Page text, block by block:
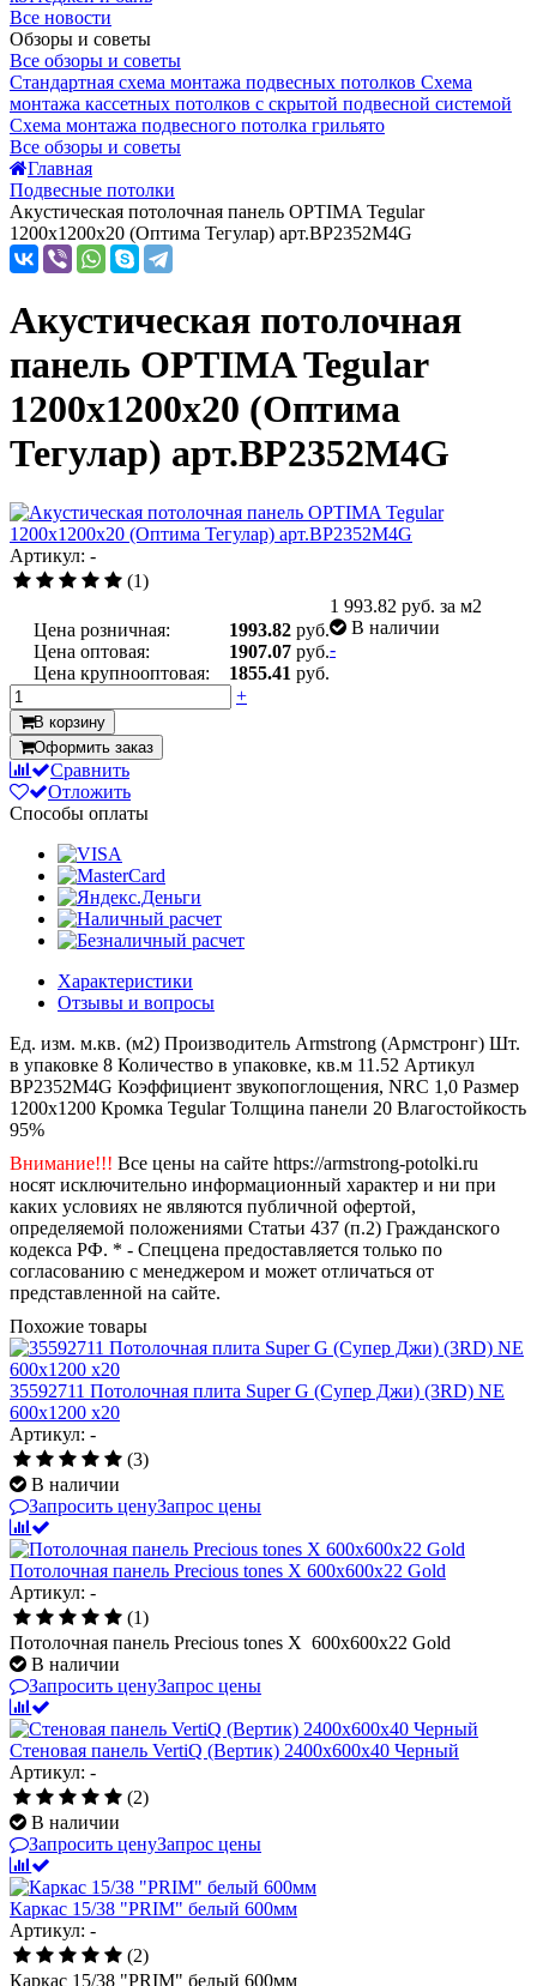
Все новости
Обзоры и советы
Все обзоры и советы
Стандартная схема монтажа подвесных потолков Схема
монтажа кассетных потолков с скрытой подвесной системой
Схема монтажа подвесного потолка грильято
Все обзоры и советы
Главная
Подвесные потолки
Акустическая потолочная панель OPTIMA Tegular
1200x1200x20 (Оптима Тегулар) арт.BP2352M4G
Акустическая потолочная
панель OPTIMA Tegular
1200x1200x20 (Оптима
Тегулар) арт.BP2352M4G
Артикул: -
(1)
Цена розничная: 1993.82 руб.
Цена оптовая:
1907.07 руб.
Цена крупнооптовая:
1855.41 руб.
1 993.82 руб. за м2
В наличии
-
+
В корзину
Оформить заказ
Сравнить
Отложить
Способы оплаты
Характеристики
Отзывы и вопросы
Ед. изм. м.кв. (м2) Производитель Armstrong (Армстронг) Шт.
в упаковке 8 Количество в упаковке, кв.м 11.52 Артикул
BP2352M4G Коэффициент звукопоглощения, NRC 1,0 Размер
1200x1200 Кромка Tegular Толщина панели 20 Влагостойкость
95%
Внимание!!! Все цены на сайте https://armstrong-potolki.ru
носят исключительно информационный характер и ни при
каких условиях не являются публичной офертой,
определяемой положениями Статьи 437 (п.2) Гражданского
кодекса РФ. * - Спеццена предоставляется только по
согласованию с менеджером и может отличаться от
представленной на сайте.
Похожие товары
35592711 Потолочная плита Super G (Супер Джи) (3RD) NE
600x1200 x20
Артикул: -
(3)
В наличии
Запросить ценуЗапрос цены
Потолочная панель Precious tones X 600x600x22 Gold
Артикул: -
(1)
Потолочная панель Precious tones X 600x600x22 Gold
В наличии
Запросить ценуЗапрос цены
Стеновая панель VertiQ (Вертик) 2400x600x40 Черный
Артикул: -
(2)
В наличии
Запросить ценуЗапрос цены
Каркас 15/38 "PRIM" белый 600мм
Артикул: -
(2)
Каркас 15/38 "PRIM" белый 600мм